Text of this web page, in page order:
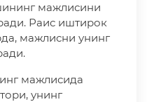
мажлисини
Раис иштирок
мажлисни унинг
мажлисида
унинг